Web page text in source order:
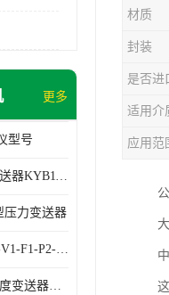
更多
型号
自来水管道压力变送器KYB11G03M2型号 使用方便
压力变送器
电力冶金配套FPV-V1-F1-P2-03电压变送器
内蒙古呼和浩特温度变送器配套罐旁显示仪供应 性能稳定
材质
封装
是否进
适用介
应用范